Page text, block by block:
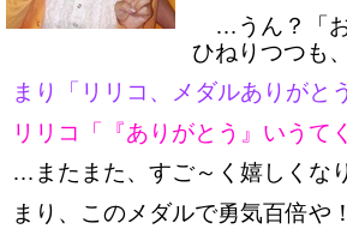
…うん？「お
ひねりつつも
まり「リリコ、メダルありがと
リリコ「『ありがとう』いうて
…またまた、すご～く嬉しくな
まり、このメダルで勇気百倍や